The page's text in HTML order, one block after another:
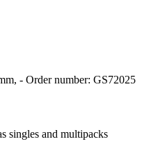
- Order number: GS72025
singles and multipacks